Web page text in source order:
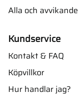
Alla och
Kundservice
Kontakt & FAQ
Köpvillkor
Hur handlar jag?